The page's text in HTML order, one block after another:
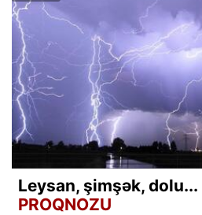
Leysan, şimşək, dolu...
PROQNOZU